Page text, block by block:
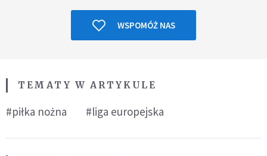
WSPOMÓŻ NAS
TEMATY W ARTYKULE
#piłka nożna #liga europejska